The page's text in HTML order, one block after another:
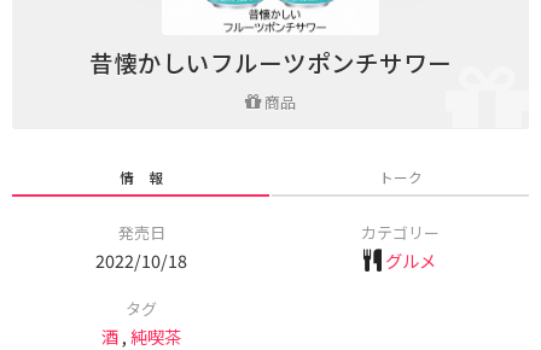
昔懐かしいフルーツポンチサワー
商品
情 報 トーク
発売日
2022/10/18
カテゴリー
グルメ
タグ
酒,純喫茶